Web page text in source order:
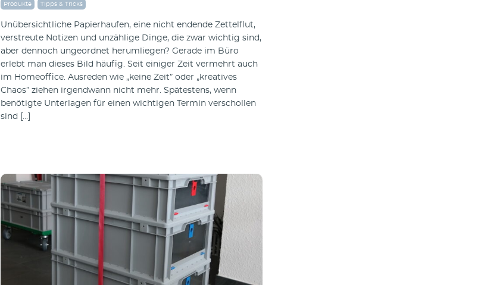
Produkte Tipps & Tricks
Unübersichtliche Papierhaufen, eine nicht endende Zettelflut,
verstreute Notizen und unzählige Dinge, die zwar wichtig sind,
aber dennoch ungeordnet herumliegen? Gerade im Büro
erlebt man dieses Bild häufig. Seit einiger Zeit vermehrt auch
im Homeoffice. Ausreden wie „keine Zeit” oder „kreatives
Chaos” ziehen irgendwann nicht mehr. Spätestens, wenn
benötigte Unterlagen für einen wichtigen Termin verschollen
sind […]